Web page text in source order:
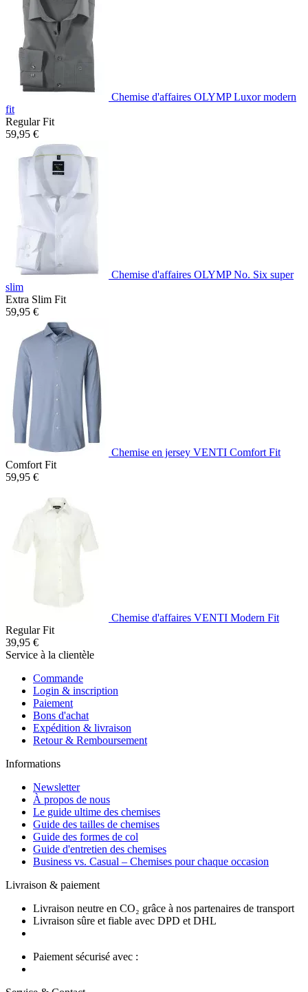
Chemise d'affaires OLYMP Luxor modern
fit
Regular Fit
59,95 €
Chemise d'affaires OLYMP No. Six super
slim
Extra Slim Fit
59,95 €
Chemise en jersey VENTI Comfort Fit
Comfort Fit
59,95 €
Chemise d'affaires VENTI Modern Fit
Regular Fit
39,95 €
Service à la clientèle
Commande
Login & inscription
Paiement
Bons d'achat
Expédition & livraison
Retour & Remboursement
Informations
Newsletter
À propos de nous
Le guide ultime des chemises
Guide des tailles de chemises
Guide des formes de col
Guide d'entretien des chemises
Business vs. Casual – Chemises pour chaque occasion
Livraison & paiement
Livraison neutre en CO₂ grâce à nos partenaires de transport
Livraison sûre et fiable avec DPD et DHL
Paiement sécurisé avec :